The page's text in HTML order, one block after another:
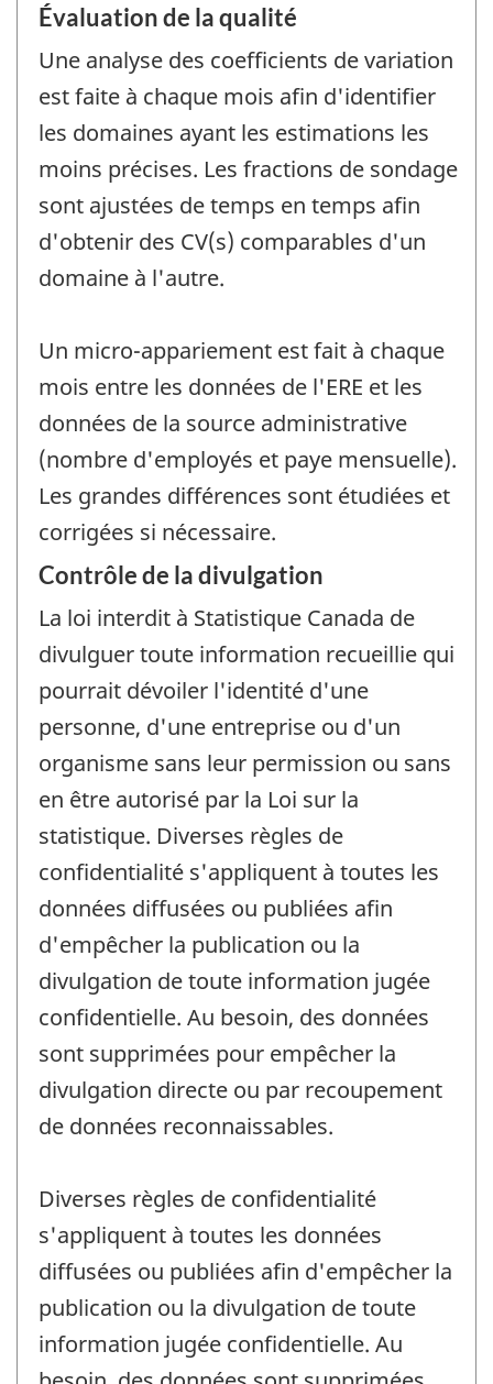
Évaluation de la qualité
Une analyse des coefficients de variation
est faite à chaque mois afin d'identifier
les domaines ayant les estimations les
moins précises. Les fractions de sondage
sont ajustées de temps en temps afin
d'obtenir des CV(s) comparables d'un
domaine à l'autre.
Un micro-appariement est fait à chaque
mois entre les données de l'ERE et les
données de la source administrative
(nombre d'employés et paye mensuelle).
Les grandes différences sont étudiées et
corrigées si nécessaire.
Contrôle de la divulgation
La loi interdit à Statistique Canada de
divulguer toute information recueillie qui
pourrait dévoiler l'identité d'une
personne, d'une entreprise ou d'un
organisme sans leur permission ou sans
en être autorisé par la Loi sur la
statistique. Diverses règles de
confidentialité s'appliquent à toutes les
données diffusées ou publiées afin
d'empêcher la publication ou la
divulgation de toute information jugée
confidentielle. Au besoin, des données
sont supprimées pour empêcher la
divulgation directe ou par recoupement
de données reconnaissables.
Diverses règles de confidentialité
s'appliquent à toutes les données
diffusées ou publiées afin d'empêcher la
publication ou la divulgation de toute
information jugée confidentielle. Au